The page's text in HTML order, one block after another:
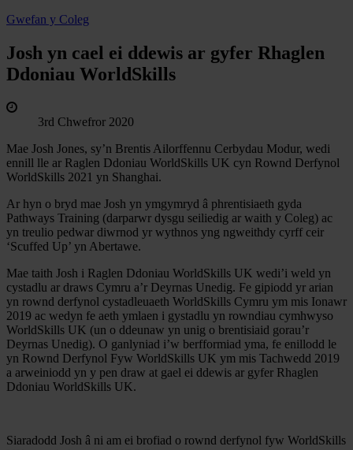
Gwefan y Coleg
Josh yn cael ei ddewis ar gyfer Rhaglen
Ddoniau WorldSkills
3rd Chwefror 2020
Mae Josh Jones, sy’n Brentis Ailorffennu Cerbydau Modur, wedi
ennill lle ar Raglen Ddoniau WorldSkills UK cyn Rownd Derfynol
WorldSkills 2021 yn Shanghai.
Ar hyn o bryd mae Josh yn ymgymryd â phrentisiaeth gyda
Pathways Training (darparwr dysgu seiliedig ar waith y Coleg) ac
yn treulio pedwar diwrnod yr wythnos yng ngweithdy cyrff ceir
‘Scuffed Up’ yn Abertawe.
Mae taith Josh i Raglen Ddoniau WorldSkills UK wedi’i weld yn
cystadlu ar draws Cymru a’r Deyrnas Unedig. Fe gipiodd yr arian
yn rownd derfynol cystadleuaeth WorldSkills Cymru ym mis Ionawr
2019 ac wedyn fe aeth ymlaen i gystadlu yn rowndiau cymhwyso
WorldSkills UK (un o ddeunaw yn unig o brentisiaid gorau’r
Deyrnas Unedig). O ganlyniad i’w berfformiad yma, fe enillodd le
yn Rownd Derfynol Fyw WorldSkills UK ym mis Tachwedd 2019
a arweiniodd yn y pen draw at gael ei ddewis ar gyfer Rhaglen
Ddoniau WorldSkills UK.
Siaradodd Josh â ni am ei brofiad o rownd derfynol fyw WorldSkills